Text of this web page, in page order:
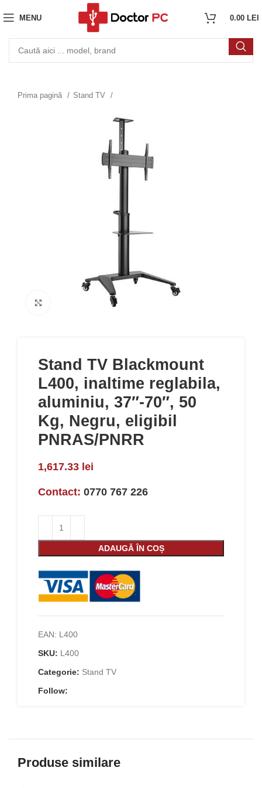
MENU 0.00 LEI
Prima pagină Stand TV
Stand TV Blackmount
L400, inaltime reglabila,
aluminiu, 37″-70″, 50
Kg, Negru, eligibil
PNRAS/PNRR
1,617.33 lei
Contact: 0770 767 226
ADAUGĂ ÎN COȘ
EAN: L400
SKU: L400
Categorie: Stand TV
Follow:
Produse similare